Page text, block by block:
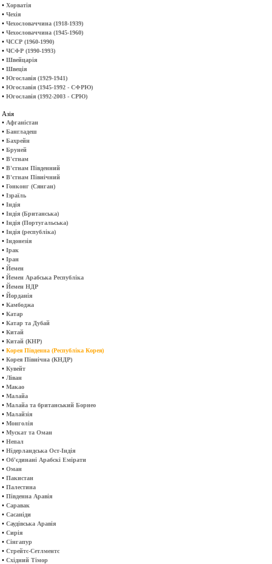
• Хорватія
• Чехія
• Чехословаччина (1918-1939)
• Чехословаччина (1945-1960)
• ЧССР (1960-1990)
• ЧСФР (1990-1993)
• Швейцарія
• Швеція
• Югославія (1929-1941)
• Югославія (1945-1992 - СФРЮ)
• Югославія (1992-2003 - СРЮ)
Азія
• Афганістан
• Бангладеш
• Бахрейн
• Бруней
• В'єтнам
• В'єтнам Південний
• В'єтнам Північний
• Гонконг (Сянган)
• Ізраїль
• Індія
• Індія (Британська)
• Індія (Португальська)
• Індія (республіка)
• Індонезія
• Ірак
• Іран
• Йемен
• Йемен Арабська Республіка
• Йемен НДР
• Йорданія
• Камбоджа
• Катар
• Катар та Дубай
• Китай
• Китай (КНР)
• Корея Південна (Республіка Корея)
• Корея Північна (КНДР)
• Кувейт
• Ліван
• Макао
• Малайа
• Малайа та британський Борнео
• Малайзія
• Монголія
• Мускат та Оман
• Непал
• Нідерландська Ост-Індія
• Об'єдинані Арабскі Емірати
• Оман
• Пакистан
• Палестина
• Південна Аравія
• Саравак
• Сасаніди
• Саудівська Аравія
• Сирія
• Сінгапур
• Стрейтс-Сетлментс
• Східний Тімор